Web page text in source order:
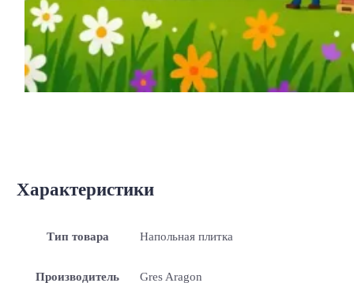
Характеристики
Тип товара Напольная плитка
Производитель Gres Aragon